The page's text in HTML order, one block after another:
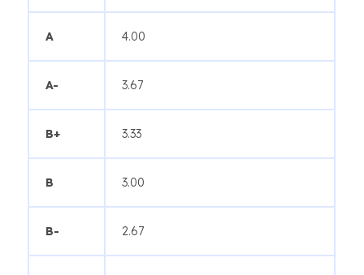
A 4.00
A- 3.67
B+ 3.33
B 3.00
B- 2.67